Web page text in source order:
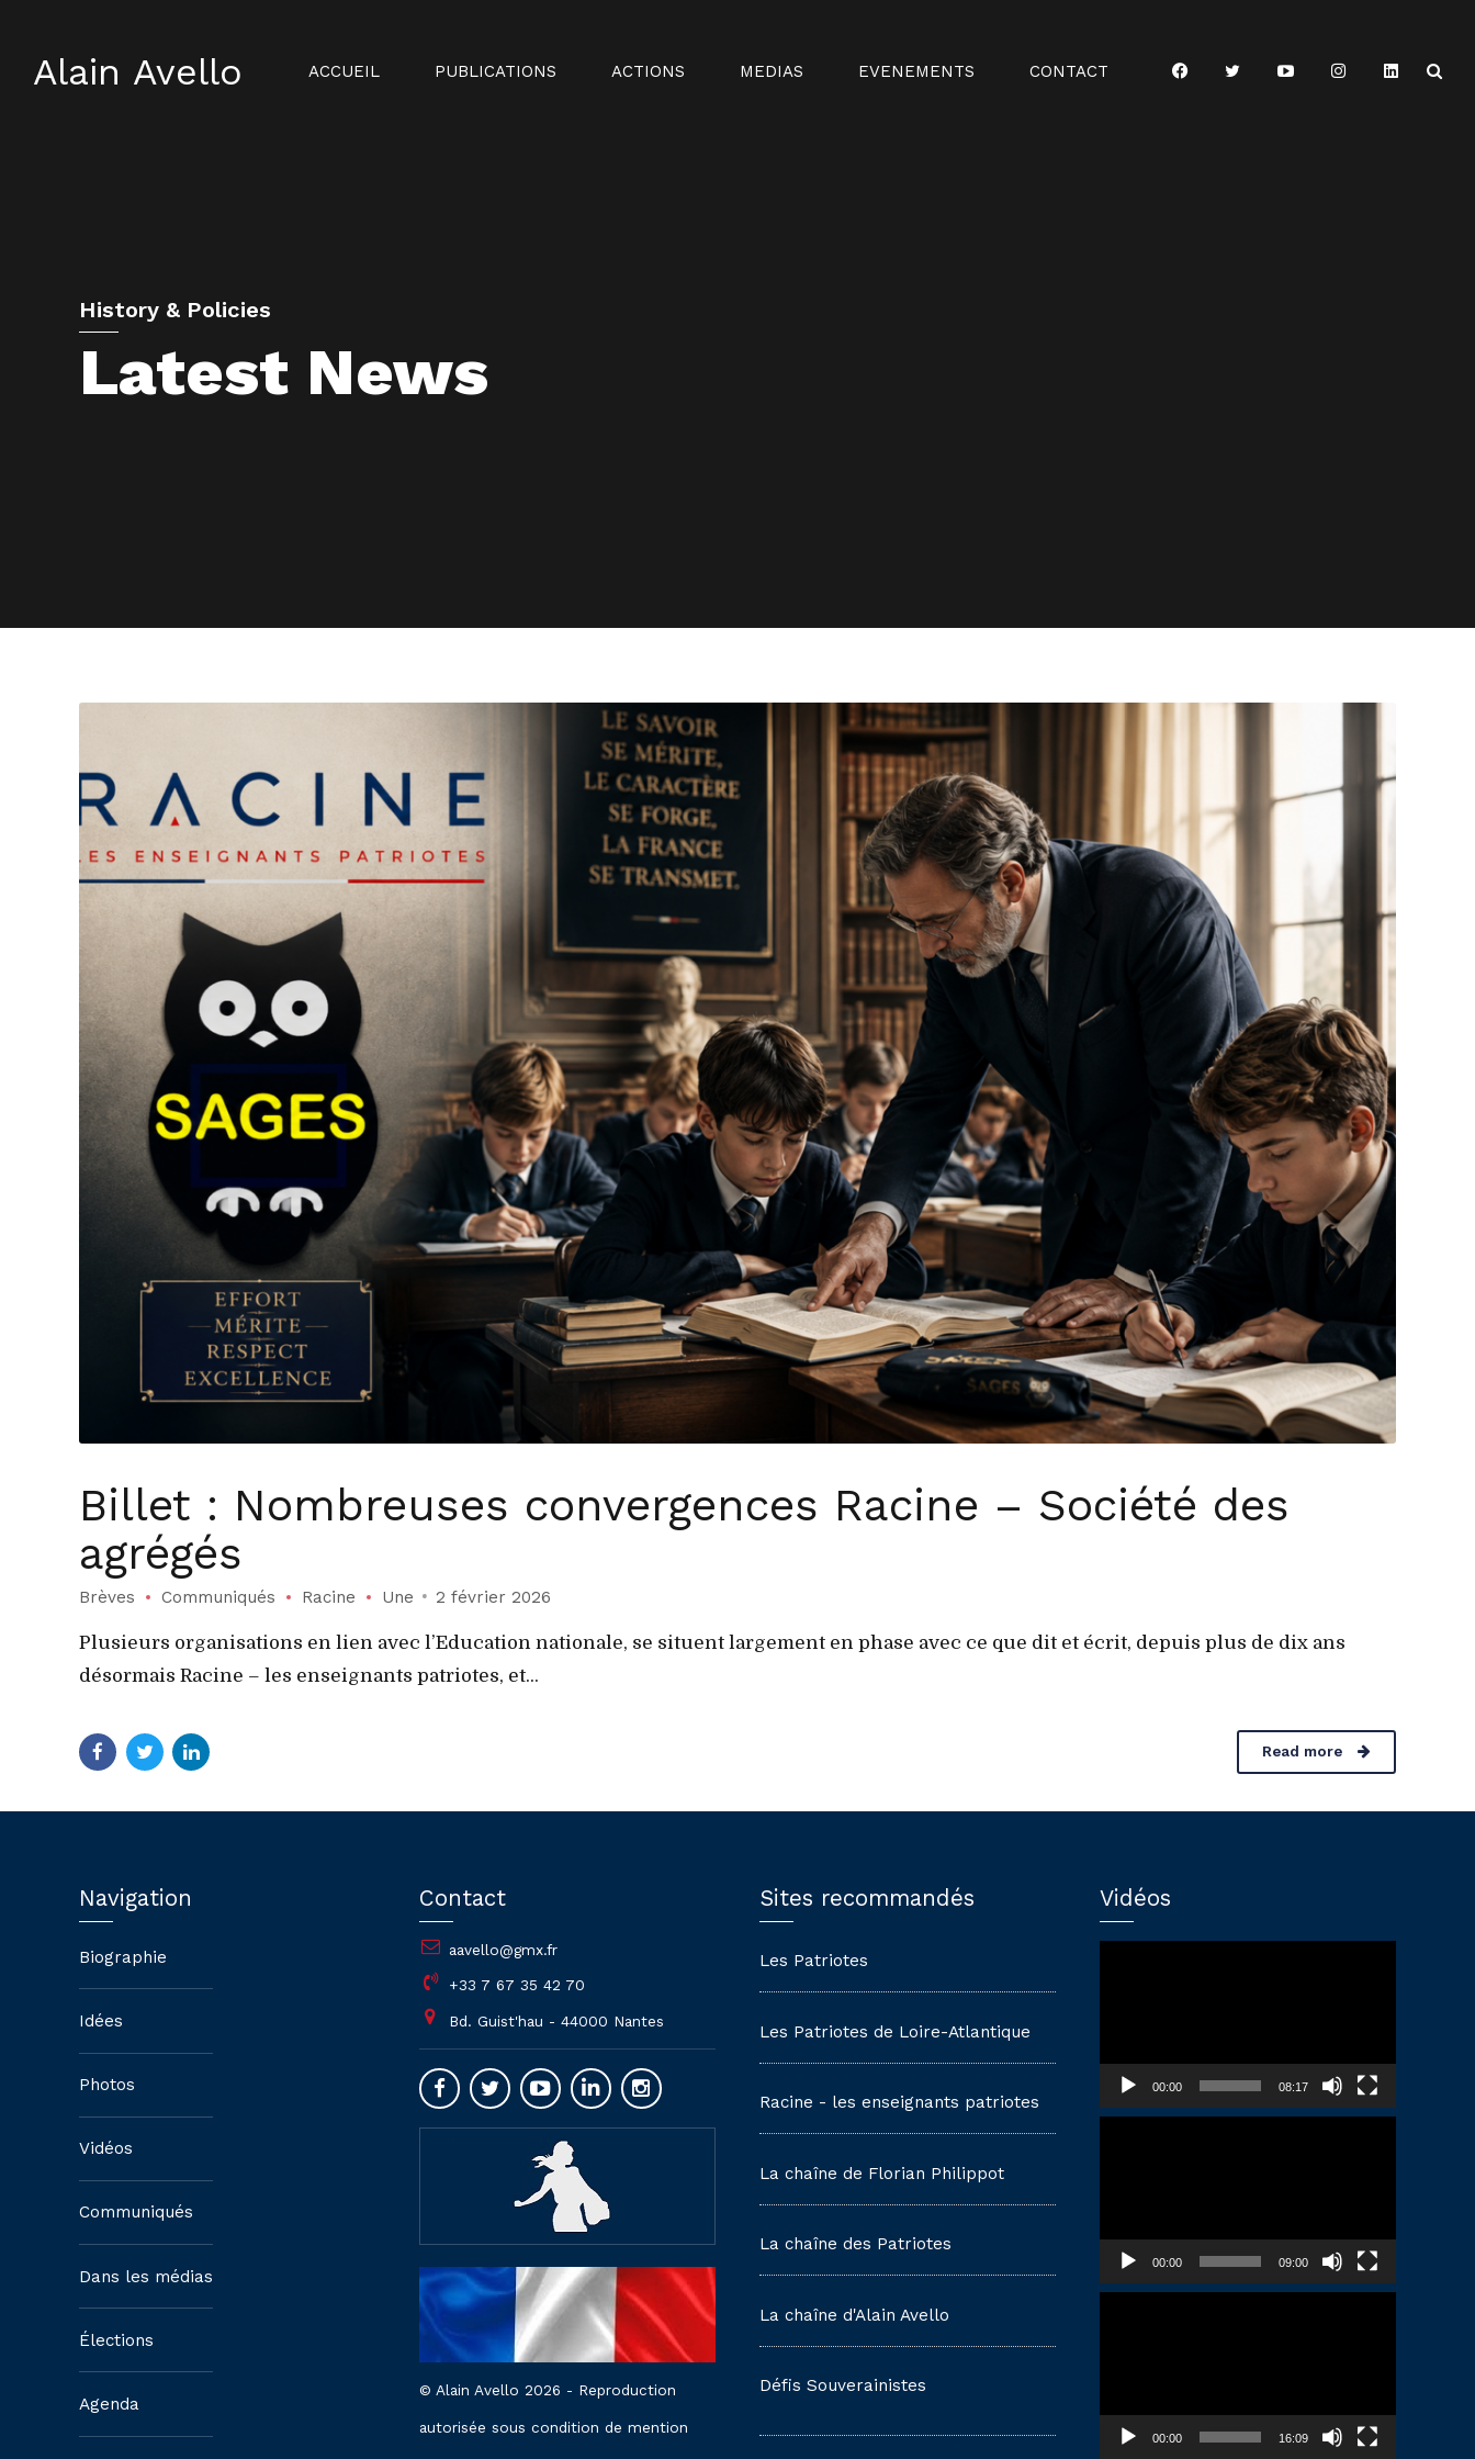
Alain Avello ACCUEIL PUBLICATIONS ACTIONS MEDIAS EVENEMENTS CONTACT
History & Policies
Latest News
Billet : Nombreuses convergences Racine – Société des
agrégés
Brèves Communiqués Racine Une 2 février 2026
Plusieurs organisations en lien avec l’Education nationale, se situent largement en phase avec ce que dit et écrit, depuis plus de dix ans
désormais Racine – les enseignants patriotes, et...
Read more
Navigation
Biographie
Idées
Photos
Vidéos
Communiqués
Dans les médias
Élections
Agenda
Contact
aavello@gmx.fr
+33 7 67 35 42 70
Bd. Guist'hau - 44000 Nantes
© Alain Avello 2026 - Reproduction
autorisée sous condition de mention
Sites recommandés
Les Patriotes
Les Patriotes de Loire-Atlantique
Racine - les enseignants patriotes
La chaîne de Florian Philippot
La chaîne des Patriotes
La chaîne d'Alain Avello
Défis Souverainistes
Vidéos
00:00 08:17
00:00 09:00
00:00 16:09